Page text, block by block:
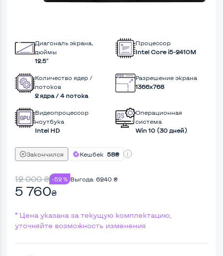
Диагональ экрана,
дюймы
12.5"
Процессор
Intel Core i5-2410M
Количество ядер /
потоков
2 ядра / 4 потока
Разрешение экрана
1366x768
Видеопроцессор
ноутбука
Intel HD
Операционная
система
Win 10 (30 дней)
Закончился Кешбек 58₴
12 000₴ -52 % Выгода: 6240 ₴
5 760₴
* Цена указана за текущую комплектацию,
уточняйте возможность изменения